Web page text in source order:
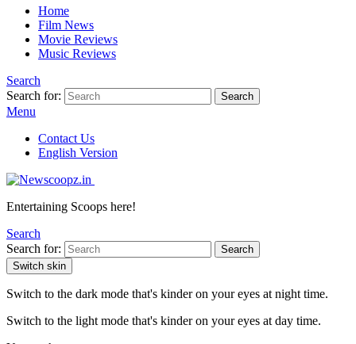
Home
Film News
Movie Reviews
Music Reviews
Search
Search for:
Search
Menu
Contact Us
English Version
Entertaining Scoops here!
Search
Search for:
Search
Switch skin
Switch to the dark mode that's kinder on your eyes at night time.
Switch to the light mode that's kinder on your eyes at day time.